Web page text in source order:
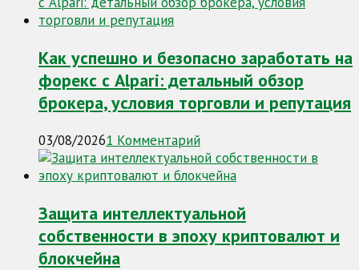
Как успешно и безопасно заработать на
форекс с Alpari: детальный обзор
брокера, условия торговли и репутация
03/08/20261 Комментарий
Защита интеллектуальной
собственности в эпоху криптовалют и
блокчейна